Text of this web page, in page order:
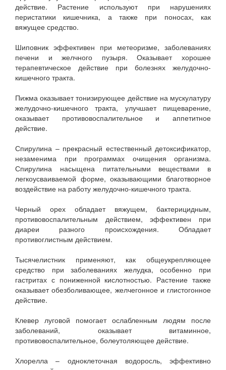
действие. Растение используют при нарушениях
перистатики кишечника, а также при поносах, как
вяжущее средство.
Шиповник эффективен при метеоризме, заболеваниях
печени и желчного пузыря. Оказывает хорошее
терапевтическое действие при болезнях желудочно-
кишечного тракта.
Пижма оказывает тонизирующее действие на мускулатуру
желудочно-кишечного тракта, улучшает пищеварение,
оказывает противовоспалительное и аппетитное
действие.
Спирулина – прекрасный естественный детоксификатор,
незаменима при программах очищения организма.
Спирулина насыщена питательными веществами в
легкоусваиваемой форме, оказывающими благотворное
воздействие на работу желудочно-кишечного тракта.
Черный орех обладает вяжущем, бактерицидным,
противовоспалительным действием, эффективен при
диареи разного происхождения. Обладает
противоглистным действием.
Тысячелистник применяют, как общеукрепляющее
средство при заболеваниях желудка, особенно при
гастритах с пониженной кислотностью. Растение также
оказывает обезболивающее, желчегонное и глистогонное
действие.
Клевер луговой помогает ослабленным людям после
заболеваний, оказывает витаминное,
противовоспалительное, болеутоляющее действие.
Хлорелла – одноклеточная водоросль, эффективно